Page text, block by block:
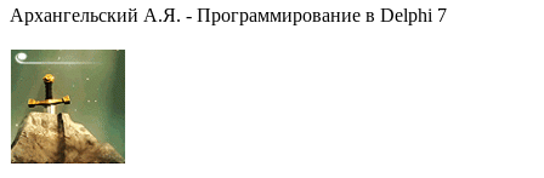
Архангельский А.Я. - Программирование в Delphi 7